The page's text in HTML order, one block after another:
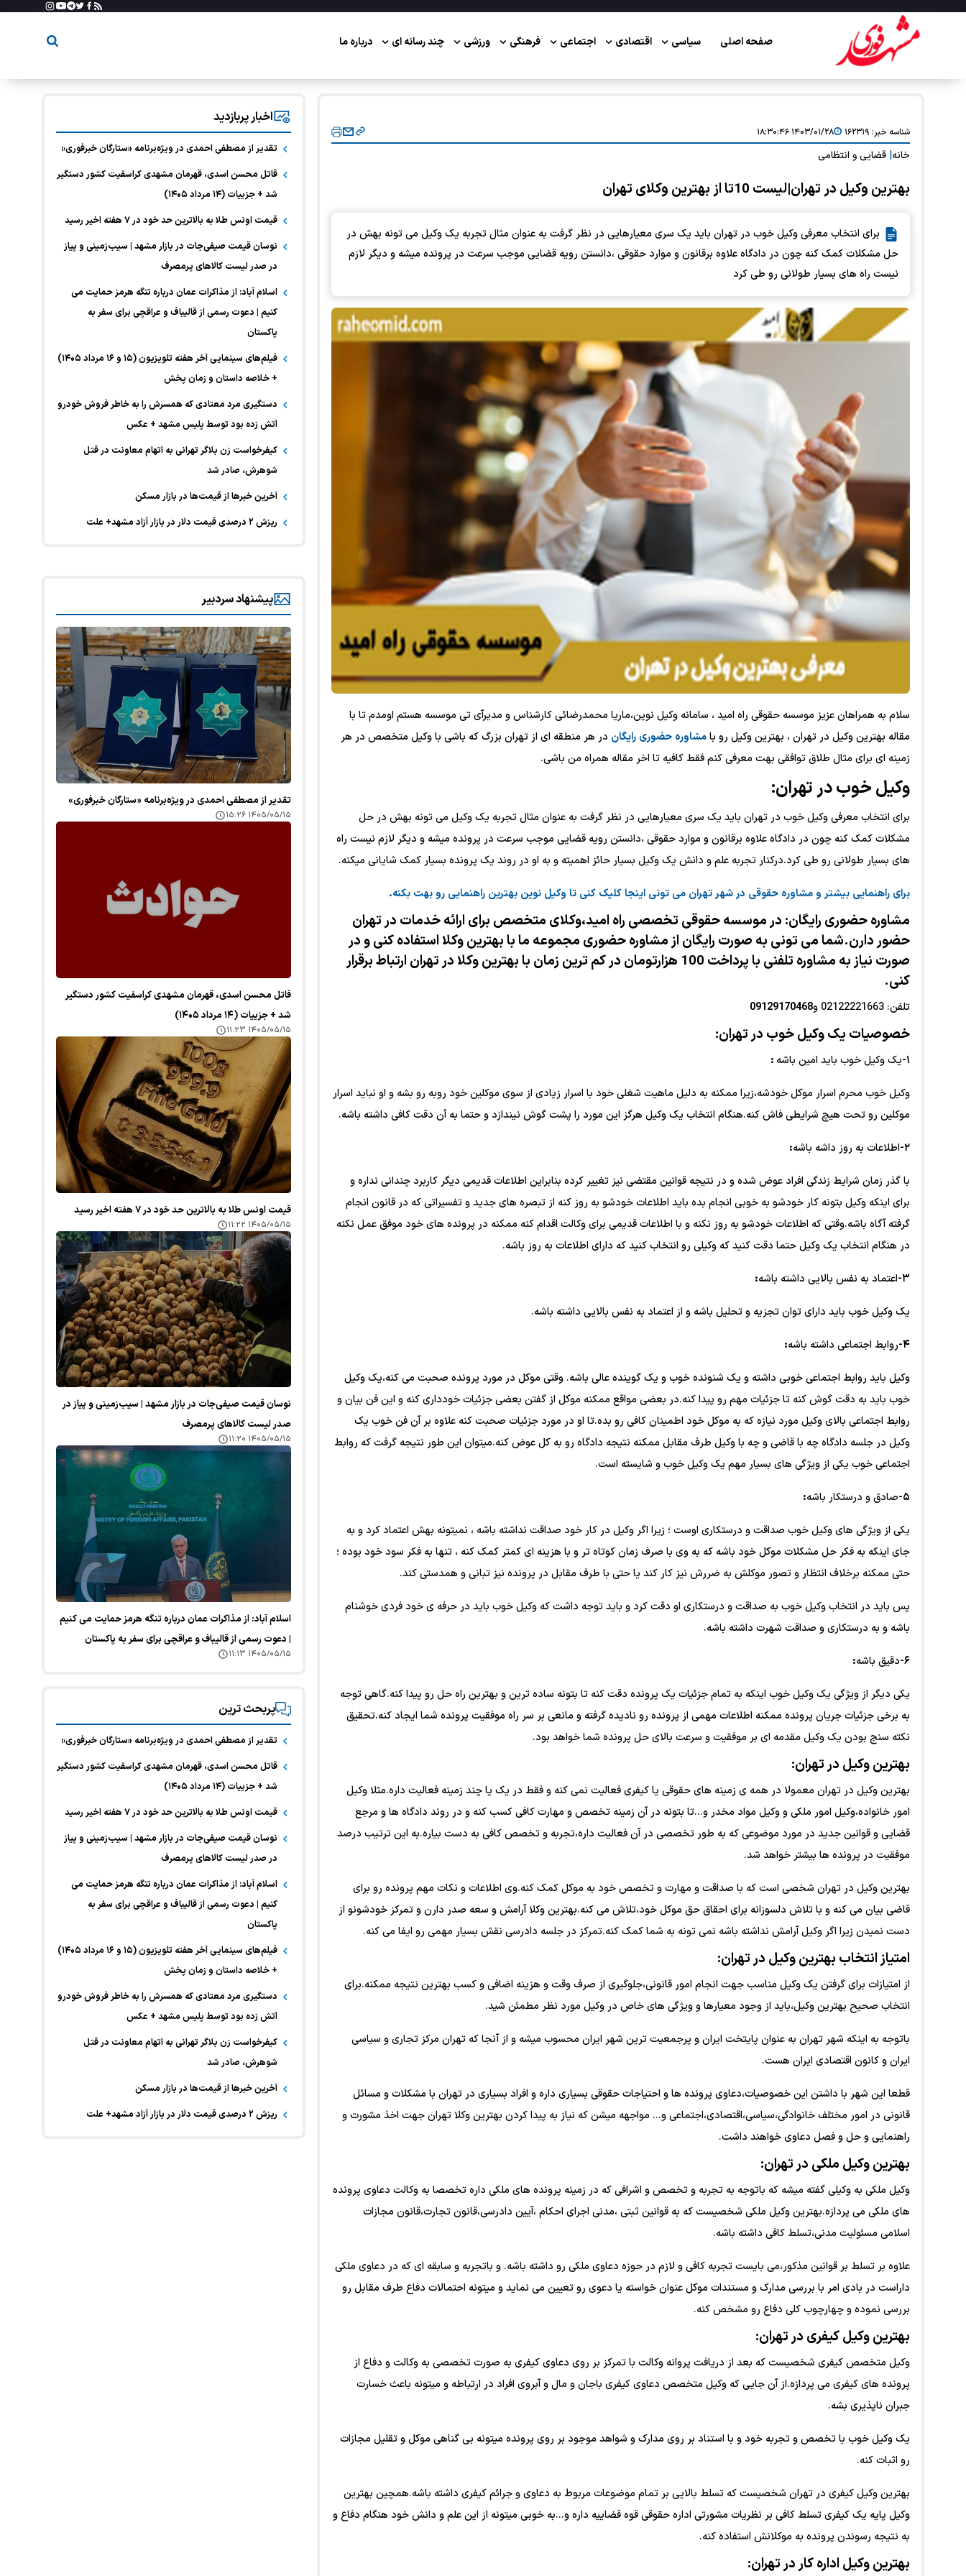
صفحه اصلی سیاسی اقتصادی اجتماعی فرهنگی ورزشی چند رسانه ای درباره ما
شناسه خبر: ۱۶۲۳۱۹ ۱۴۰۳/۰۱/۲۸ ۱۸:۳۰:۴۶
خانه قضایی و انتظامی
بهترین وکیل در تهران|لیست 10تا از بهترین وکلای تهران
برای انتخاب معرفی وکیل خوب در تهران باید یک سری معیارهایی در نظر گرفت به عنوان مثال تجربه یک وکیل می تونه بهش در
حل مشکلات کمک کنه چون در دادگاه علاوه برقانون و موارد حقوقی ،دانستن رویه قضایی موجب سرعت در پرونده میشه و دیگر لازم
نیست راه های بسیار طولانی رو طی کرد
سلام به همراهان عزیز موسسه حقوقی راه امید ، سامانه وکیل نوین،ماریا محمدرضائی کارشناس و مدیرآی تی موسسه هستم اومدم تا با
مقاله بهترین وکیل در تهران ، بهترین وکیل رو بامشاوره حضوری رایگان در هر منطقه ای از تهران بزرگ که باشی با وکیل متخصص در هر
زمینه ای برای مثال طلاق توافقی بهت معرفی کنم فقط کافیه تا اخر مقاله همراه من باشی.
وکیل خوب در تهران:
برای انتخاب معرفی وکیل خوب در تهران باید یک سری معیارهایی در نظر گرفت به عنوان مثال تجربه یک وکیل می تونه بهش در حل
مشکلات کمک کنه چون در دادگاه علاوه برقانون و موارد حقوقی ،دانستن رویه قضایی موجب سرعت در پرونده میشه و دیگر لازم نیست راه
های بسیار طولانی رو طی کرد.درکنار تجربه علم و دانش یک وکیل بسیار حائز اهمیته و به او در روند یک پرونده بسیار کمک شایانی میکنه.
برای راهنمایی بیشتر و مشاوره حقوقی درشهرتهران می تونی اینجاکلیک کنی تا وکیل نوین بهترین راهنمایی رو بهت بکنه.
مشاوره حضوری رایگان: در موسسه حقوقی تخصصی راه امید،وکلای متخصص برای ارائه خدمات در تهران
حضور دارن.شما می تونی به صورت رایگان از مشاوره حضوری مجموعه ما با بهترین وکلا استفاده کنی و در
صورت نیاز به مشاوره تلفنی با پرداخت 100 هزارتومان در کم ترین زمان با بهترین وکلا در تهران ارتباط برقرار
کنی.
تلفن: 02122221663 و 09129170468
خصوصیات یک وکیل خوب در تهران:
۱- یک وکیل خوب باید امین باشه :
وکیل خوب محرم اسرار موکل خودشه،زیرا ممکنه به دلیل ماهیت شغلی خود با اسرار زیادی از سوی موکلین خود روبه رو بشه و او نباید اسرار
موکلین رو تحت هیچ شرایطی فاش کنه.هنگام انتخاب یک وکیل هرگز این مورد را پشت گوش نیندازد و حتما به آن دقت کافی داشته باشه.
۲- اطلاعات به روز داشه باشه:
با گذر زمان شرایط زندگی افراد عوض شده و در نتیجه قوانین مقتضی نیز تغییر کرده بنابراین اطلاعات قدیمی دیگر کاربرد چندانی نداره و
برای اینکه وکیل بتونه کار خودشو به خوبی انجام بده باید اطلاعات خودشو به روز کنه از تبصره های جدید و تفسیراتی که در قانون انجام
گرفته آگاه باشه.وقتی که اطلاعات خودشو به روز نکنه و با اطلاعات قدیمی برای وکالت اقدام کنه ممکنه در پرونده های خود موفق عمل نکنه
در هنگام انتخاب یک وکیل حتما دقت کنید که وکیلی رو انتخاب کنید که دارای اطلاعات به روز باشه.
۳- اعتماد به نفس بالایی داشته باشه:
یک وکیل خوب باید دارای توان تجزیه و تحلیل باشه و از اعتماد به نفس بالایی داشته باشه.
۴- روابط اجتماعی داشته باشه:
وکیل باید روابط اجتماعی خوبی داشته و یک شنونده خوب و یک گوینده عالی باشه. وقتی موکل در مورد پرونده صحبت می کنه،یک وکیل
خوب باید به دقت گوش کنه تا جزئیات مهم رو پیدا کنه.در بعضی مواقع ممکنه موکل از گفتن بعضی جزئیات خودداری کنه و این فن بیان و
روابط اجتماعی بالای وکیل مورد نیازه که به موکل خود اطمینان کافی رو بده.تا او در مورد جزئیات صحبت کنه علاوه بر آن فن خوب یک
وکیل در جلسه دادگاه چه با قاضی و چه با وکیل طرف مقابل ممکنه نتیجه دادگاه رو به کل عوض کنه.میتوان این طور نتیجه گرفت که روابط
اجتماعی خوب یکی از ویژگی های بسیار مهم یک وکیل خوب و شایسته است.
۵- صادق و درستکار باشه:
یکی از ویژگی های وکیل خوب صداقت و درستکاری اوست ؛ زیرا اگر وکیل در کار خود صداقت نداشته باشه ، نمیتونه بهش اعتماد کرد و به
جای اینکه به فکر حل مشکلات موکل خود باشه که به وی با صرف زمان کوتاه تر و با هزینه ای کمتر کمک کنه ، تنها به فکر سود خود بوده ؛
حتی ممکنه برخلاف انتظار و تصور موکلش به ضررش نیز کار کند یا حتی با طرف مقابل در پرونده نیز تبانی و همدستی کند.
پس باید در انتخاب وکیل خوب به صداقت و درستکاری او دقت کرد و باید توجه داشت که وکیل خوب باید در حرفه ی خود فردی خوشنام
باشه و به درستکاری و صداقت شهرت داشته باشه.
۶- دقیق باشه:
یکی دیگر از ویژگی یک وکیل خوب اینکه به تمام جزئیات یک پرونده دقت کنه تا بتونه ساده ترین و بهترین راه حل رو پیدا کنه.گاهی توجه
به برخی جزئیات جریان پرونده ممکنه اطلاعات مهمی از پرونده رو نادیده گرفته و مانعی بر سر راه موفقیت پرونده شما ایجاد کنه.تحقیق
نکته سنج بودن یک وکیل مقدمه ای بر موفقیت و سرعت بالای حل پرونده شما خواهد بود.
بهترین وکیل در تهران:
بهترین وکیل در تهران معمولا در همه ی زمینه های حقوقی یا کیفری فعالیت نمی کنه و فقط در یک یا چند زمینه فعالیت داره.مثلا وکیل
امور خانواده،وکیل امور ملکی و وکیل مواد مخدر و...تا بتونه در آن زمینه تخصص و مهارت کافی کسب کنه و در روند دادگاه ها و مرجع
قضایی و قوانین جدید در مورد موضوعی که به طور تخصصی در آن فعالیت داره،تجربه و تخصص کافی به دست بیاره.به این ترتیب درصد
موفقیت در پرونده ها بیشتر خواهد شد.
بهترین وکیل در تهران شخصی است که با صداقت و مهارت و تخصص خود به موکل کمک کنه.وی اطلاعات و نکات مهم پرونده رو برای
قاضی بیان می کنه و با تلاش دلسوزانه برای احقاق حق موکل خود،تلاش می کنه.بهترین وکلا آرامش و سعه صدر دارن و تمرکز خودشونو از
دست نمیدن زیرا اگر وکیل آرامش نداشته باشه نمی تونه به شما کمک کنه.تمرکز در جلسه دادرسی نقش بسیار مهمی رو ایفا می کنه.
امتیاز انتخاب بهترین وکیل در تهران:
از امتیازات برای گرفتن یک وکیل مناسب جهت انجام امور قانونی،جلوگیری از صرف وقت و هزینه اضافی و کسب بهترین نتیجه ممکنه.برای
انتخاب صحیح بهترین وکیل،باید از وجود معیارها و ویژگی های خاص در وکیل مورد نظر مطمئن شید.
باتوجه به اینکه شهر تهران به عنوان پایتخت ایران و پرجمعیت ترین شهر ایران محسوب میشه و از آنجا که تهران مرکز تجاری و سیاسی
ایران و کانون اقتصادی ایران هست.
قطعا این شهر با داشتن این خصوصیات،دعاوی پرونده ها و احتیاجات حقوقی بسیاری داره و افراد بسیاری در تهران با مشکلات و مسائل
قانونی در امور مختلف خانوادگی،سیاسی،اقتصادی،اجتماعی و... مواجهه میشن که نیاز به پیدا کردن بهترین وکلا تهران جهت اخذ مشورت و
راهنمایی و حل و فصل دعاوی خواهند داشت.
بهترین وکیل ملکی در تهران:
وکیل ملکی به وکیلی گفته میشه که باتوجه به تجربه و تخصص و اشرافی که در زمینه پرونده های ملکی داره تخصصا به وکالت دعاوی پرونده
های ملکی می پردازه.بهترین وکیل ملکی شخصیست که به قوانین ثبتی ،مدنی اجرای احکام ،آیین دادرسی،قانون تجارت،قانون مجازات
اسلامی مسئولیت مدنی،تسلط کافی داشته باشه.
علاوه بر تسلط بر قوانین مذکور،می بایست تجربه کافی و لازم در حوزه دعاوی ملکی رو داشته باشه. و باتجربه و سابقه ای که در دعاوی ملکی
داراست در بادی امر با بررسی مدارک و مستندات موکل عنوان خواسته یا دعوی رو تعیین می نماید و میتونه احتمالات دفاع طرف مقابل رو
بررسی نموده و چهارچوب کلی دفاع رو مشخص کنه.
بهترین وکیل کیفری در تهران:
وکیل متخصص کیفری شخصیست که بعد از دریافت پروانه وکالت با تمرکز بر روی دعاوی کیفری به صورت تخصصی به وکالت و دفاع از
پرونده های کیفری می پردازه.از آن جایی که وکیل متخصص دعاوی کیفری باجان و مال و آبروی افراد در ارتباطه و میتونه باعث خسارت
جبران ناپذیری بشه.
یک وکیل خوب با تخصص و تجربه خود و با استناد بر روی مدارک و شواهد موجود بر روی پرونده میتونه بی گناهی موکل و تقلیل مجازات
رو اثبات کنه.
بهترین وکیل کیفری در تهران شخصیست که تسلط بالایی بر تمام موضوعات مربوط به دعاوی و جرائم کیفری داشته باشه.همچین بهترین
وکیل پایه یک کیفری تسلط کافی بر نظریات مشورتی اداره حقوقی قوه قضاییه داره و...به خوبی میتونه از این علم و دانش خود هنگام دفاع و
به نتیجه رسوندن پرونده به موکلانش استفاده کنه.
بهترین وکیل اداره کار در تهران:
اخبار پربازدید
تقدیر از مصطفی احمدی در ویژه‌برنامه «ستارگان خبرفوری»
قاتل محسن اسدی، قهرمان مشهدی کراسفیت کشور دستگیر
شد + جزییات (۱۴ مرداد ۱۴۰۵)
قیمت اونس طلا به بالاترین حد خود در ۷ هفته اخیر رسید
نوسان قیمت صیفی‌جات در بازار مشهد | سیب‌زمینی و پیاز
در صدر لیست کالا‌های پرمصرف
اسلام آباد: از مذاکرات عمان درباره تنگه هرمز حمایت می
کنیم | دعوت رسمی از قالیباف و عراقچی برای سفر به
پاکستان
فیلم‌های سینمایی آخر هفته تلویزیون (۱۵ و ۱۶ مرداد ۱۴۰۵)
+ خلاصه داستان و زمان پخش
دستگیری مرد معتادی که همسرش را به خاطر فروش خودرو
آتش زده بود توسط پلیس مشهد + عکس
کیفرخواست زن بلاگر تهرانی به اتهام معاونت در قتل
شوهرش، صادر شد
آخرین خبر‌ها از قیمت‌ها در بازار مسکن
ریزش ۲ درصدی قیمت دلار در بازار آزاد مشهد+ علت
پیشنهاد سردبیر
تقدیر از مصطفی احمدی در ویژه‌برنامه «ستارگان خبرفوری»
۱۴۰۵/۰۵/۱۵ ۱۵:۲۶
قاتل محسن اسدی، قهرمان مشهدی کراسفیت کشور دستگیر
شد + جزییات (۱۴ مرداد ۱۴۰۵)
۱۴۰۵/۰۵/۱۵ ۱۱:۲۳
قیمت اونس طلا به بالاترین حد خود در ۷ هفته اخیر رسید
۱۴۰۵/۰۵/۱۵ ۱۱:۲۲
نوسان قیمت صیفی‌جات در بازار مشهد | سیب‌زمینی و پیاز در
صدر لیست کالا‌های پرمصرف
۱۴۰۵/۰۵/۱۵ ۱۱:۲۰
اسلام آباد: از مذاکرات عمان درباره تنگه هرمز حمایت می کنیم
| دعوت رسمی از قالیباف و عراقچی برای سفر به پاکستان
۱۴۰۵/۰۵/۱۵ ۱۱:۱۳
پربحث ترین
تقدیر از مصطفی احمدی در ویژه‌برنامه «ستارگان خبرفوری»
قاتل محسن اسدی، قهرمان مشهدی کراسفیت کشور دستگیر
شد + جزییات (۱۴ مرداد ۱۴۰۵)
قیمت اونس طلا به بالاترین حد خود در ۷ هفته اخیر رسید
نوسان قیمت صیفی‌جات در بازار مشهد | سیب‌زمینی و پیاز
در صدر لیست کالا‌های پرمصرف
اسلام آباد: از مذاکرات عمان درباره تنگه هرمز حمایت می
کنیم | دعوت رسمی از قالیباف و عراقچی برای سفر به
پاکستان
فیلم‌های سینمایی آخر هفته تلویزیون (۱۵ و ۱۶ مرداد ۱۴۰۵)
+ خلاصه داستان و زمان پخش
دستگیری مرد معتادی که همسرش را به خاطر فروش خودرو
آتش زده بود توسط پلیس مشهد + عکس
کیفرخواست زن بلاگر تهرانی به اتهام معاونت در قتل
شوهرش، صادر شد
آخرین خبر‌ها از قیمت‌ها در بازار مسکن
ریزش ۲ درصدی قیمت دلار در بازار آزاد مشهد+ علت